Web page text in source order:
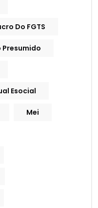
Do FGTS
Presumido
Esocial
Mei